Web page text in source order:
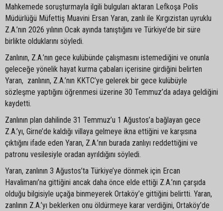
Mahkemede soruşturmayla ilgili bulguları aktaran Lefkoşa Polis
Müdürlüğü Müfettiş Muavini Ersan Yaran, zanlı ile Kırgızistan uyruklu
Z.A.’nın 2026 yılının Ocak ayında tanıştığını ve Türkiye’de bir süre
birlikte olduklarını söyledi.
Zanlının, Z.A.’nın gece kulübünde çalışmasını istemediğini ve onunla
geleceğe yönelik hayat kurma çabaları içerisine girdiğini belirten
Yaran, zanlının, Z.A.’nın KKTC’ye gelerek bir gece kulübüyle
sözleşme yaptığını öğrenmesi üzerine 30 Temmuz’da adaya geldiğini
kaydetti.
Zanlının plan dahilinde 31 Temmuz’u 1 Ağustos’a bağlayan gece
Z.A.’yı, Girne’de kaldığı villaya gelmeye ikna ettiğini ve karşısına
çıktığını ifade eden Yaran, Z.A.’nın burada zanlıyı reddettiğini ve
patronu vesilesiyle oradan ayrıldığını söyledi.
Yaran, zanlının 3 Ağustos’ta Türkiye’ye dönmek için Ercan
Havalimanı’na gittiğini ancak daha önce elde ettiği Z.A.’nın çarşıda
olduğu bilgisiyle uçağa binmeyerek Ortaköy’e gittiğini belirtti. Yaran,
zanlının Z.A.’yı beklerken onu öldürmeye karar verdiğini, Ortaköy’de